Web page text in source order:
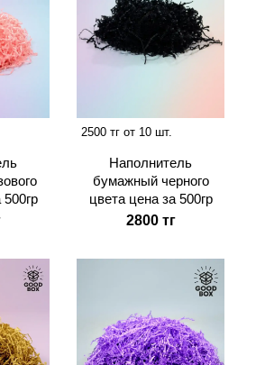
2500 тг от 10 шт.
Наполнитель
бумажный черного
цвета цена за 500гр
2800 тг